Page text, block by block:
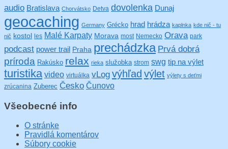
audio Bratislava Chorvátsko Detva dovolenka Dunaj
geocaching Germany Grécko hrad hrádza kaplnka kde nič - tu
nič kostol les Malé Karpaty Morava most Nemecko Orava park
podcast power trail Praha prechádzka Prvá dobrá
príroda Rakúsko relax rieka služobka strom swg tip na výlet
turistika video virtuálka vLog výhľad výlet výlety s deťmi
zrúcanina Zuberec Česko Čunovo
Všeobecné info
O stránke
Pravidlá komentárov
Súbory cookie